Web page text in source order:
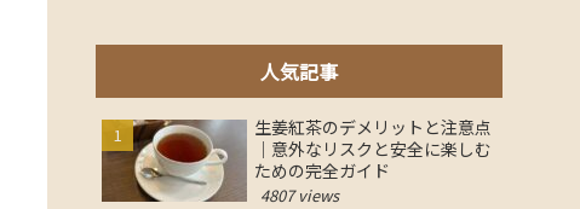
人気記事
生姜紅茶のデメリットと注意点
｜意外なリスクと安全に楽しむ
ための完全ガイド
4807 views